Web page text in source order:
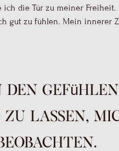
die Tür zu meiner
gut zu fühlen. Mein innerer
den
zu lassen,